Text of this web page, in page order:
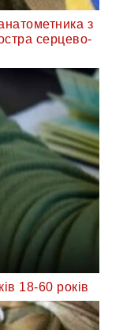
з
серцево-
18-60 років